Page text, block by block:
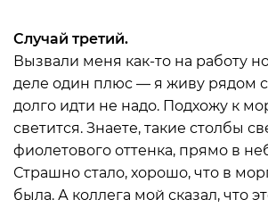
Случай третий.
Вызвали меня как-то на работу
деле один плюс — я живу рядом
долго идти не надо. Подхожу к
светится. Знаете, такие столбы
фиолетового оттенка, прямо в
Страшно стало, хорошо, что в
была. А коллега мой сказал, что